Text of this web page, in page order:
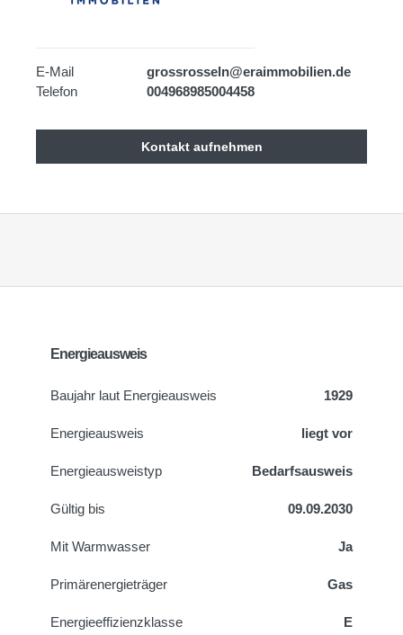
E-Mail
grossrosseln@eraimmobilien.de
Telefon
004968985004458
Kontakt aufnehmen
Energieausweis
Baujahr laut Energieausweis 1929
Energieausweis liegt vor
Energie­ausweistyp Bedarfsausweis
Gültig bis 09.09.2030
Mit Warmwasser Ja
Primärenergieträger Gas
Energieeffizienzklasse E